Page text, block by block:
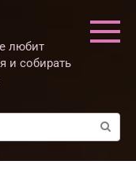
любит
и собирать